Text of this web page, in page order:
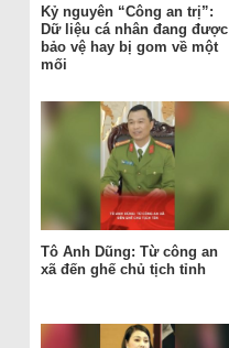
Kỷ nguyên “Công an trị”:
Dữ liệu cá nhân đang được
bảo vệ hay bị gom về một
mối
Tô Anh Dũng: Từ công an
xã đến ghế chủ tịch tỉnh